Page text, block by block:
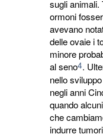
sugli animali.
ormoni
avevano
delle ovaie i
minore
al seno4.
nello
negli anni
quando
che
indurre